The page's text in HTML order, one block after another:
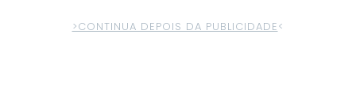
>CONTINUA DEPOIS DA PUBLICIDADE<